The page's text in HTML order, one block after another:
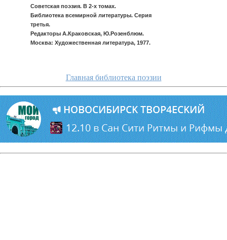
Советская поэзия. В 2-х томах.
Библиотека всемирной литературы. Серия
третья.
Редакторы А.Краковская, Ю.Розенблюм.
Москва: Художественная литература, 1977.
Главная библиотека поэзии